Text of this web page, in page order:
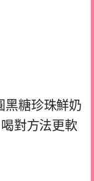
黑糖珍珠鮮奶
對方法更軟